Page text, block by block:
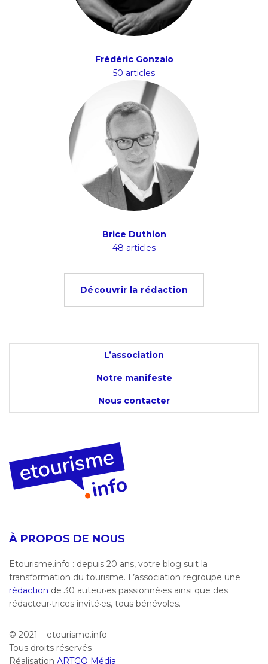
Frédéric Gonzalo
50 articles
Brice Duthion
48 articles
Découvrir la rédaction
L’association
Notre manifeste
Nous contacter
À PROPOS DE NOUS
Etourisme.info : depuis 20 ans, votre blog suit la
transformation du tourisme. L’association regroupe une
rédaction de 30 auteur·es passionné·es ainsi que des
rédacteur·trices invité·es, tous bénévoles.
© 2021 – etourisme.info
Tous droits réservés
Réalisation ARTGO Média